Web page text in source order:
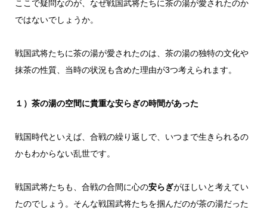
ここで疑問なのが、なぜ戦国武将たちに茶の湯が愛されたのか
ではないでしょうか。
戦国武将たちに茶の湯が愛されたのは、茶の湯の独特の文化や
抹茶の性質、当時の状況も含めた理由が3つ考えられます。
１）茶の湯の空間に貴重な安らぎの時間があった
戦国時代といえば、合戦の繰り返しで、いつまで生きられるの
かもわからない乱世です。
戦国武将たちも、合戦の合間に心の安らぎがほしいと考えてい
たのでしょう。そんな戦国武将たちを掴んだのが茶の湯だった